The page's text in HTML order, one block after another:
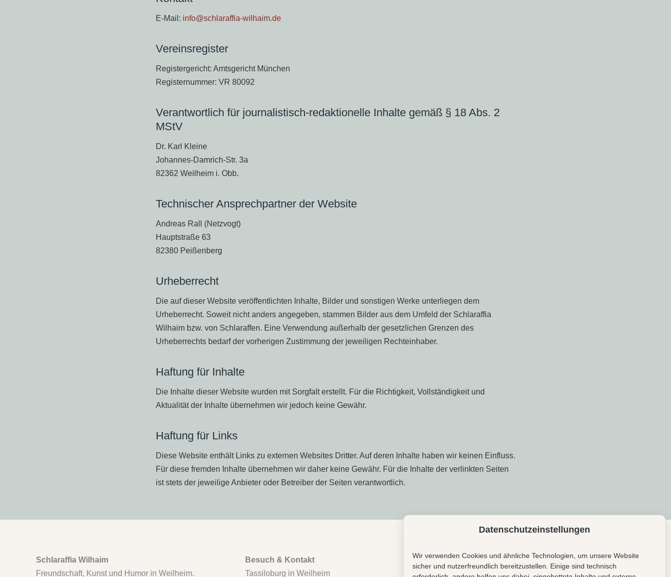
Datenschutzeinstellungen
Wir verwenden Cookies und ähnliche Technologien, um unsere Website
sicher und nutzerfreundlich bereitzustellen. Einige sind technisch
E-Mail: info@schlaraffia-wilhaim.de
Vereinsregister
Registergericht: Amtsgericht München
Registernummer: VR 80092
Verantwortlich für journalistisch-redaktionelle Inhalte gemäß § 18 Abs. 2
MStV
Dr. Karl Kleine
Johannes-Damrich-Str. 3a
82362 Weilheim i. Obb.
Technischer Ansprechpartner der Website
Andreas Rall (Netzvogt)
Hauptstraße 63
82380 Peißenberg
Urheberrecht
Die auf dieser Website veröffentlichten Inhalte, Bilder und sonstigen Werke unterliegen dem
Urheberrecht. Soweit nicht anders angegeben, stammen Bilder aus dem Umfeld der Schlaraffia
Wilhaim bzw. von Schlaraffen. Eine Verwendung außerhalb der gesetzlichen Grenzen des
Urheberrechts bedarf der vorherigen Zustimmung der jeweiligen Rechteinhaber.
Haftung für Inhalte
Die Inhalte dieser Website wurden mit Sorgfalt erstellt. Für die Richtigkeit, Vollständigkeit und
Aktualität der Inhalte übernehmen wir jedoch keine Gewähr.
Haftung für Links
Diese Website enthält Links zu externen Websites Dritter. Auf deren Inhalte haben wir keinen Einfluss.
Für diese fremden Inhalte übernehmen wir daher keine Gewähr. Für die Inhalte der verlinkten Seiten
ist stets der jeweilige Anbieter oder Betreiber der Seiten verantwortlich.
Schlaraffia Wilhaim
Freundschaft, Kunst und Humor in Weilheim.
Besuch & Kontakt
Tassiloburg in Weilheim
Rechtliches